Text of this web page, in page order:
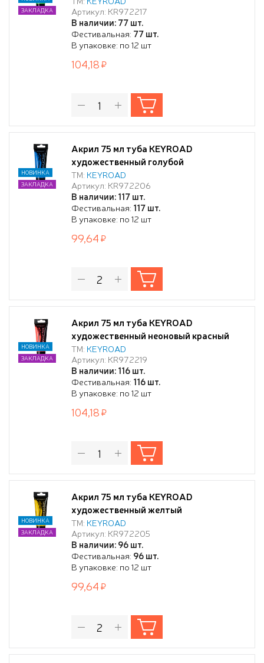
Артикул: KR972217
В наличии: 77 шт.
Фестивальная: 77 шт.
В упаковке: по 12 шт
ЗАКЛАДКА
104,18
Акрил 75 мл туба KEYROAD
художественный голубой
ТМ: KEYROAD
Артикул: KR972206
В наличии: 117 шт.
Фестивальная: 117 шт.
В упаковке: по 12 шт
НОВИНКА
ЗАКЛАДКА
99,64
Акрил 75 мл туба KEYROAD
художественный неоновый красный
ТМ: KEYROAD
Артикул: KR972219
В наличии: 116 шт.
Фестивальная: 116 шт.
В упаковке: по 12 шт
НОВИНКА
ЗАКЛАДКА
104,18
Акрил 75 мл туба KEYROAD
художественный желтый
ТМ: KEYROAD
Артикул: KR972205
В наличии: 96 шт.
Фестивальная: 96 шт.
В упаковке: по 12 шт
НОВИНКА
ЗАКЛАДКА
99,64